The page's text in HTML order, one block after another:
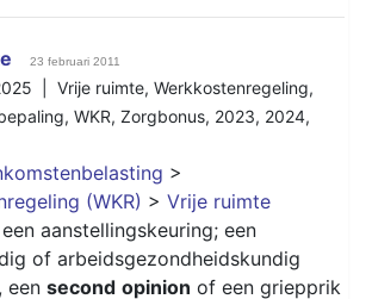
23 februari 2011
| Vrije ruimte, Werkkostenregeling,
, WKR, Zorgbonus, 2023, 2024,
>
(WKR) > Vrije ruimte
aanstellingskeuring; een
of arbeidsgezondheidskundig
een second opinion of een griepprik